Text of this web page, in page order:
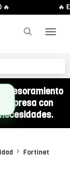
🔥
asesoramiento
con
Fortinet